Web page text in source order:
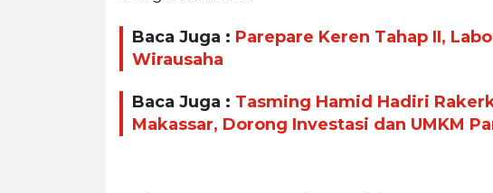
Baca Juga : Parepare Keren Tahap II,
Wirausaha
Baca Juga : Tasming Hamid Hadiri
Makassar, Dorong Investasi dan UMKM